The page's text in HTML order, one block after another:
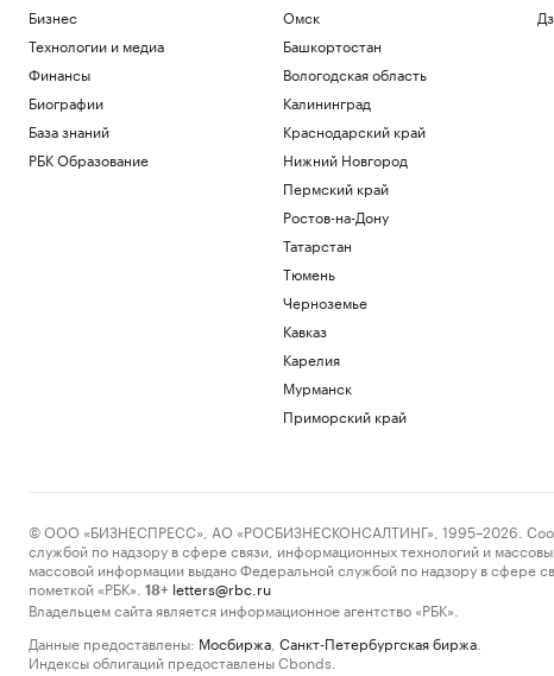
Бизнес
Технологии и медиа
Финансы
Биографии
База знаний
РБК Образование
Омск
Башкортостан
Вологодская область
Калининград
Краснодарский край
Нижний Новгород
Пермский край
Ростов-на-Дону
Татарстан
Тюмень
Черноземье
Кавказ
Карелия
Мурманск
Приморский край
© ООО «БИЗНЕСПРЕСС», АО «РОСБИЗНЕСКОНСАЛТИНГ», 1995–2026.
службой по надзору в сфере связи, информационных технологий и
массовой информации выдано Федеральной службой по надзору в сфере
пометкой «РБК».
18+ letters@rbc.ru
Владельцем сайта является информационное агентство «РБК».
Данные предоставлены: Мосбиржа Санкт-Петербургская биржа
Индексы облигаций предоставлены Cbonds.